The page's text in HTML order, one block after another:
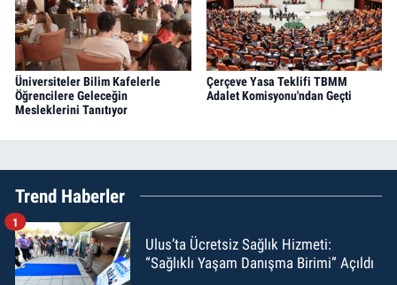
Üniversiteler Bilim Kafelerle
Öğrencilere Geleceğin
Mesleklerini Tanıtıyor
Çerçeve Yasa Teklifi TBMM
Adalet Komisyonu'ndan Geçti
Trend Haberler
Ulus’ta Ücretsiz Sağlık Hizmeti:
“Sağlıklı Yaşam Danışma Birimi” Açıldı
1